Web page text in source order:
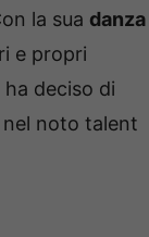
la sua danza
e propri
deciso di
nel noto talent